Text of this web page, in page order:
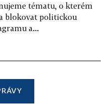
tématu, o kterém
blokovat politickou
a...